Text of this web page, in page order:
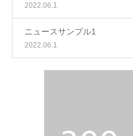
2022.06.1
ニュースサンプル1
2022.06.1